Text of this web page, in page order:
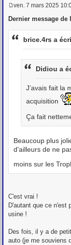
e
s
a
ven. 7 mars 2025
Dernier message de
brice.4rs a
Didiou a
J’avais fait la
acquisition
Ça fait
Beaucoup plus
d'ailleurs de ne
moins sur les
C'est vrai !
D'autant que ce n'est
usine !
Des fois, il y a de
auto (je me souviens